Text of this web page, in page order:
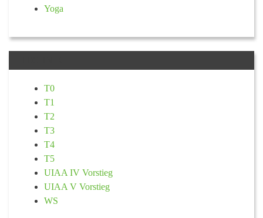
Yoga
T0
T1
T2
T3
T4
T5
UIAA IV Vorstieg
UIAA V Vorstieg
WS